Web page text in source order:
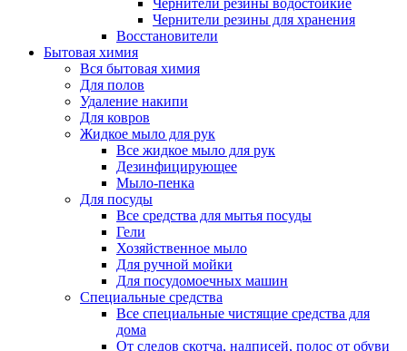
Чернители резины водостойкие
Чернители резины для хранения
Восстановители
Бытовая химия
Вся бытовая химия
Для полов
Удаление накипи
Для ковров
Жидкое мыло для рук
Все жидкое мыло для рук
Дезинфицирующее
Мыло-пенка
Для посуды
Все средства для мытья посуды
Гели
Хозяйственное мыло
Для ручной мойки
Для посудомоечных машин
Специальные средства
Все специальные чистящие средства для
дома
От следов скотча, надписей, полос от обуви